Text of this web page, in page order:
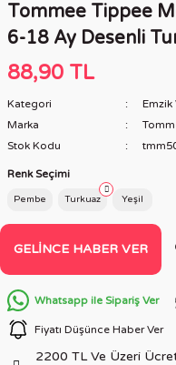
Tommee Tippee
6-18 Ay Desenli
88,90 TL
Kategori
Emzik
Marka
Stok Kodu
Renk Seçimi
Pembe Turkuaz Yeşil
GELINCE HABER VER
Whatsapp ile Sipariş Ver
Fiyatı Düşünce Haber Ver
2200 TL Ve Üzeri